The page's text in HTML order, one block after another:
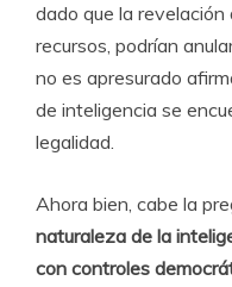
dado que la
recursos, podrían
no es apresurado
de inteligencia se
legalidad.
Ahora bien, cabe la
naturaleza de la
con controles